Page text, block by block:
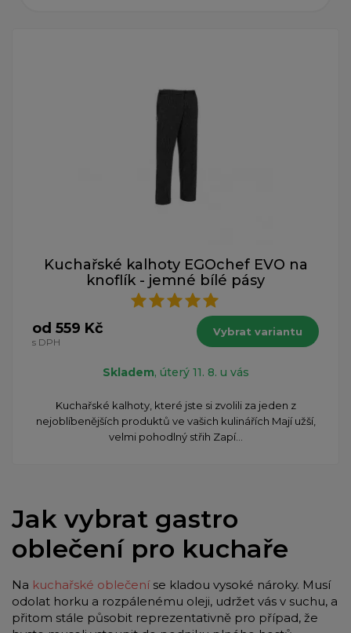
Kuchařské kalhoty EGOchef EVO na
knoflík - jemné bílé pásy
od 559 Kč
s DPH
Vybrat variantu
Skladem, úterý 11. 8. u vás
Kuchařské kalhoty, které jste si zvolili za jeden z
nejoblíbenějších produktů ve vašich kulinářích Mají užší,
velmi pohodlný střih Zapí...
Jak vybrat gastro
oblečení pro kuchaře
Na kuchařské oblečeníse kladou vysoké nároky. Musí
odolat horku a rozpálenému oleji, udržet vás v suchu, a
přitom stále působit reprezentativně pro případ, že